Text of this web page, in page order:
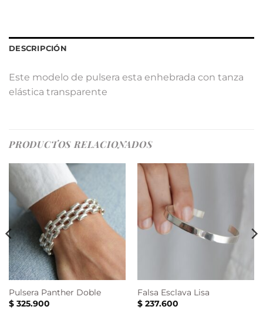
DESCRIPCIÓN
Este modelo de pulsera esta enhebrada con tanza
elástica transparente
PRODUCTOS RELACIONADOS
Pulsera Panther Doble
$325.900
Falsa Esclava Lisa
$237.600